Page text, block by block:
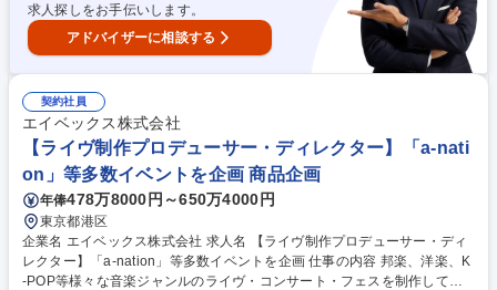
求人探しをお手伝いします。
アドバイザーに相談する
契約社員
エイベックス株式会社
【ライヴ制作プロデューサー・ディレクター】「a-nati
on」等多数イベントを企画 商品企画
年俸478万8000円～650万4000円
東京都港区
企業名 エイベックス株式会社 求人名 【ライヴ制作プロデューサー・ディ
レクター】「a-nation」等多数イベントを企画 仕事の内容 邦楽、洋楽、K
-POP等様々な音楽ジャンルのライヴ・コンサート・フェスを制作してい